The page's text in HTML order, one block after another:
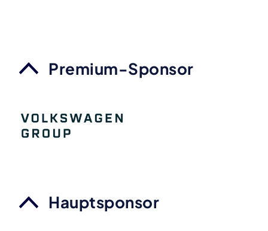
Premium-Sponsor
Hauptsponsor